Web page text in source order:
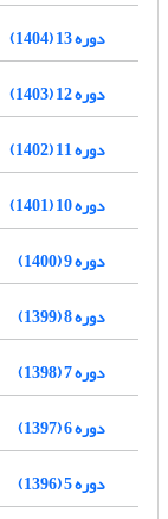
دوره 13 (1404)
دوره 12 (1403)
دوره 11 (1402)
دوره 10 (1401)
دوره 9 (1400)
دوره 8 (1399)
دوره 7 (1398)
دوره 6 (1397)
دوره 5 (1396)